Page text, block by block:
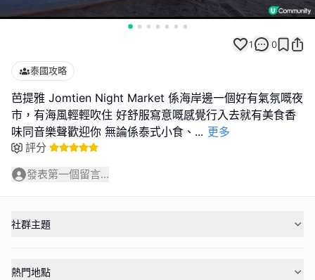
1 0
泰國攻略
芭提雅 Jomtien Night Market 係海岸邊一個好有氣氛嘅夜
市，有海風輕輕吹住 好舒服寫意嘅感覺行入去就有美食香
味同音樂聲歡迎你 無論係泰式小食、 ... 更多
評分
發表第一個留言...
社群主題
熱門地點